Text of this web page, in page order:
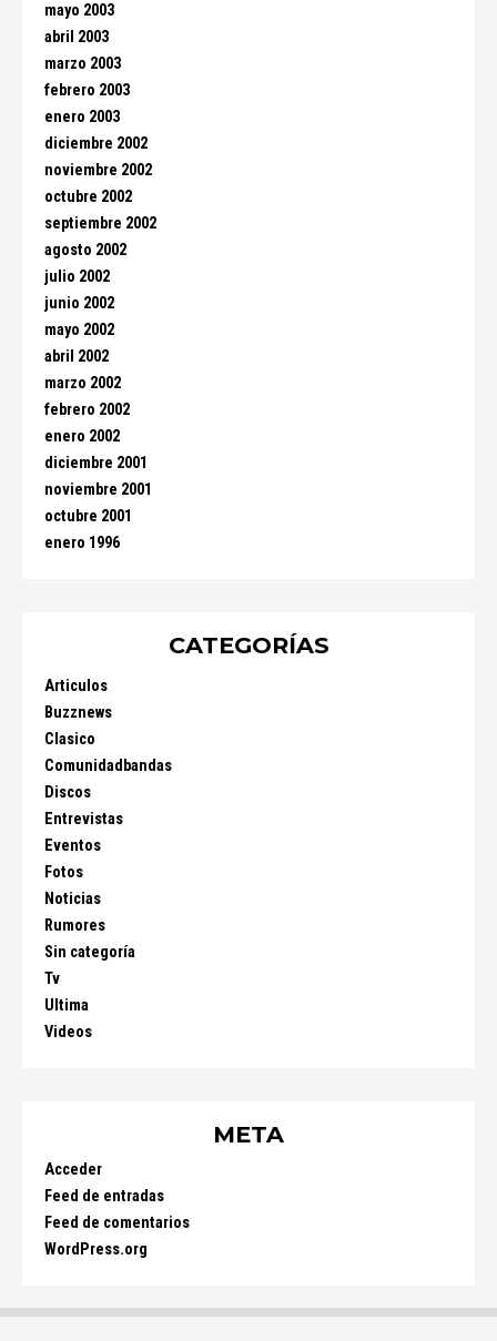
mayo 2003
abril 2003
marzo 2003
febrero 2003
enero 2003
diciembre 2002
noviembre 2002
octubre 2002
septiembre 2002
agosto 2002
julio 2002
junio 2002
mayo 2002
abril 2002
marzo 2002
febrero 2002
enero 2002
diciembre 2001
noviembre 2001
octubre 2001
enero 1996
CATEGORÍAS
Articulos
Buzznews
Clasico
Comunidadbandas
Discos
Entrevistas
Eventos
Fotos
Noticias
Rumores
Sin categoría
Tv
Ultima
Videos
META
Acceder
Feed de entradas
Feed de comentarios
WordPress.org